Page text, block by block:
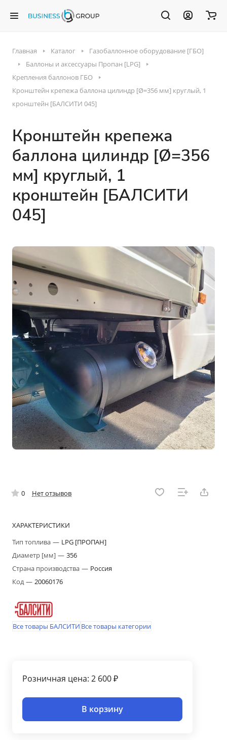
Главная Каталог
Газобаллонное оборудование [ГБО]
Баллоны и аксессуары Пропан [LPG]
Крепления баллонов ГБО
Кронштейн крепежа баллона цилиндр [Ø=356 мм] круглый, 1
кронштейн [БАЛСИТИ 045]
Кронштейн крепежа
баллона цилиндр [Ø=356
мм] круглый, 1
кронштейн [БАЛСИТИ
045]
0 Нет отзывов
ХАРАКТЕРИСТИКИ
Тип топлива — LPG [ПРОПАН]
Диаметр [мм] — 356
Страна производства — Россия
Код— 20060176
Все товары БАЛСИТИ Все товары категории
Розничная цена: 2 600 ₽
В корзину